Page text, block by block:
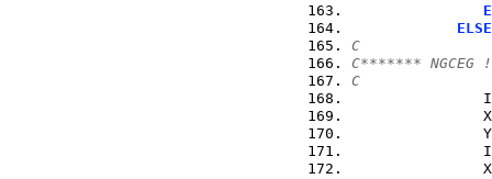
ELSE
C
C******* NGCEG
C